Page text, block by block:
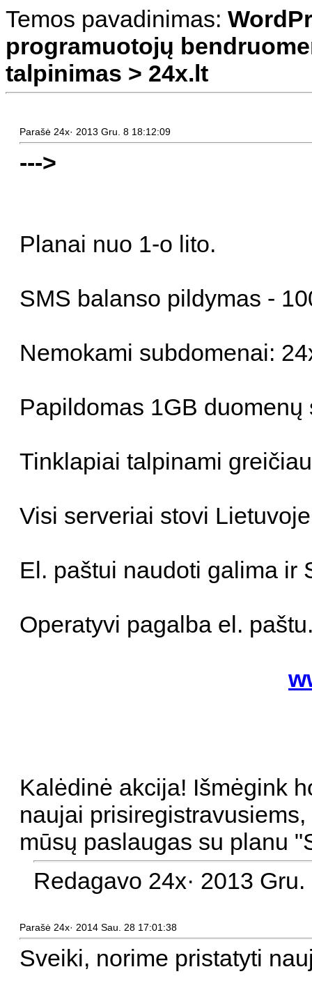
Temos pavadinimas:
programuotojų
talpinimas > 24x.lt
Parašė 24x· 2013 Gru. 8 18:12:09
--->
Planai nuo 1-o lito.
SMS balanso pildymas -
Nemokami subdomenai:
Papildomas 1GB duomenų
Tinklapiai talpinami
Visi serveriai stovi
El. paštui naudoti galima ir
Operatyvi pagalba el.
Kalėdinė akcija! Išmėgink
naujai
mūsų paslaugas su planu
Redagavo 24x· 2013
Parašė 24x· 2014 Sau. 28 17:01:38
Sveiki, norime pristatyti